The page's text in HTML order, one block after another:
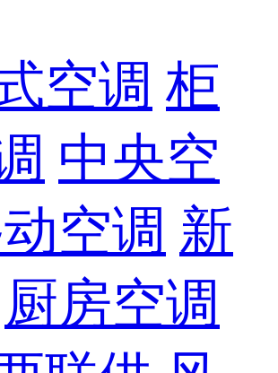
空调 柜
中央空
空调 新
厨房空调